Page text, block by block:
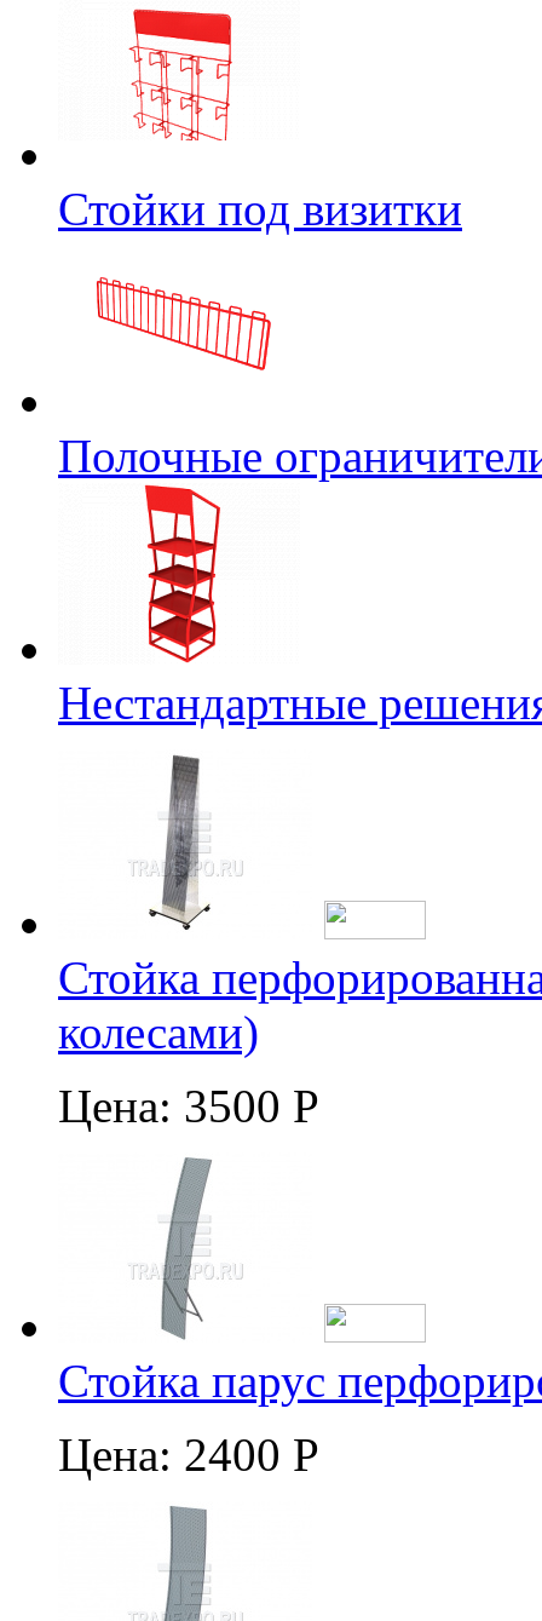
Стойки под визитки
Полочные
Нестандартные
Стойка
колесами)
Цена: 3500 Р
Стойка парус
Цена: 2400 Р